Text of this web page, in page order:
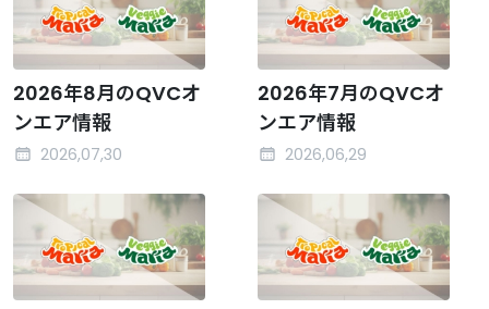
2026年8月のQVCオ
ンエア情報
2026,07,30
2026年7月のQVCオ
ンエア情報
2026,06,29